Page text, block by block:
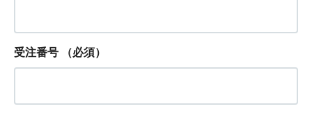
受注番号 （必須）